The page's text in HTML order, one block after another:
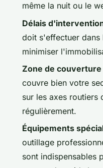
même la nuit ou le
Délais
doit s'effectuer
minimiser
Zone de couverture
couvre bien votre
sur les axes routiers
régulièrement.
Équipements
outillage
sont indispensables